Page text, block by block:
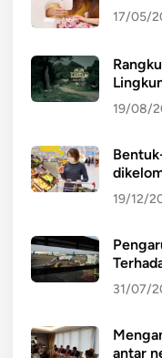
17/05/
19/08/
19/12/
31/07/
antar